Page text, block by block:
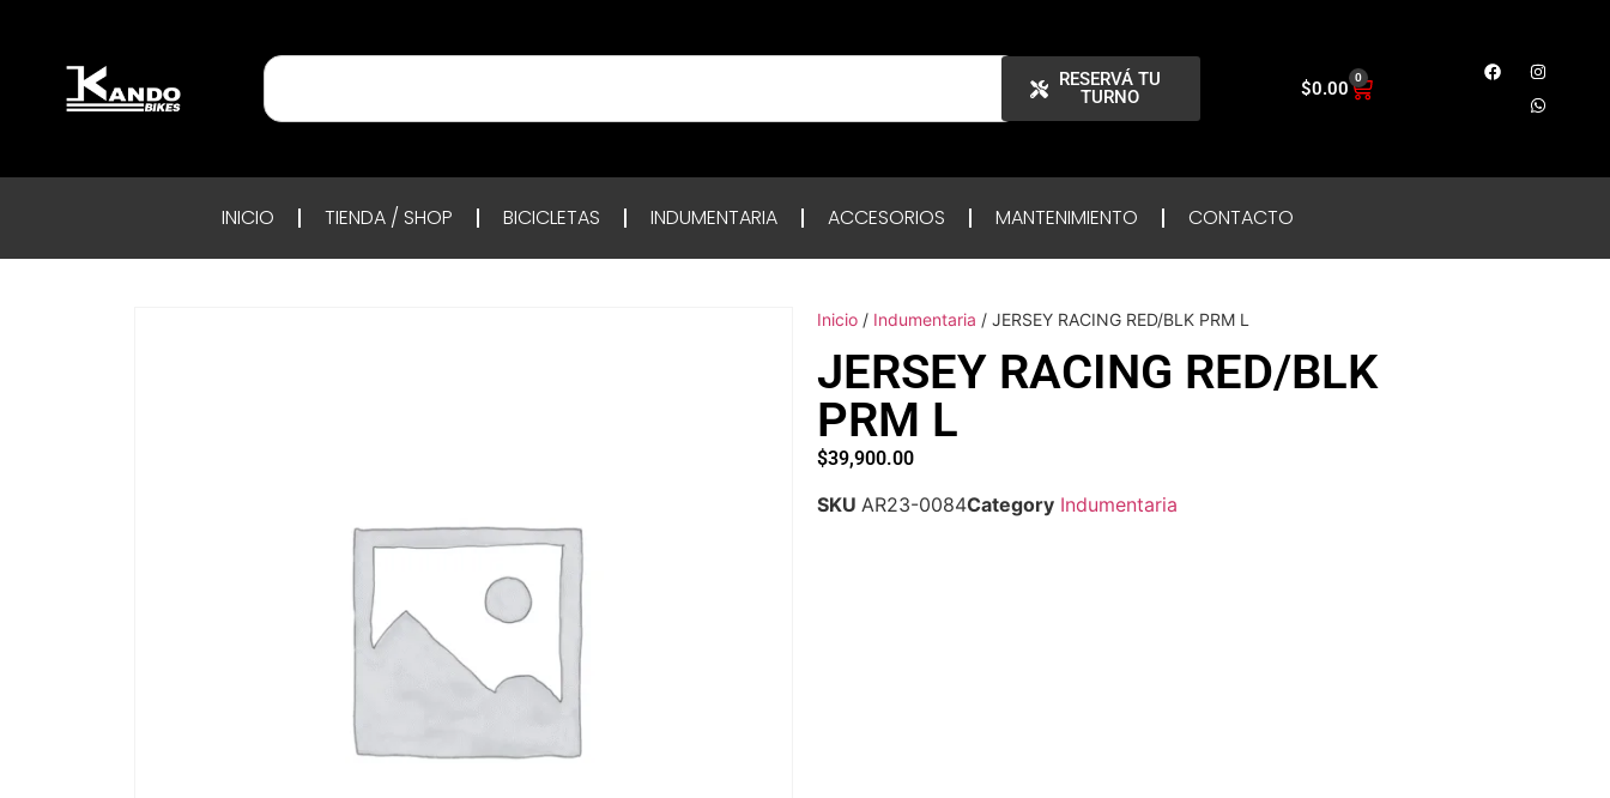
RESERVÁ TU
TURNO
$0.00 0
INICIO TIENDA / SHOP BICICLETAS INDUMENTARIA ACCESORIOS MANTENIMIENTO CONTACTO
Inicio / Indumentaria / JERSEY RACING RED/BLK PRM L
JERSEY RACING RED/BLK
PRM L
$39,900.00
SKU AR23-0084Category Indumentaria